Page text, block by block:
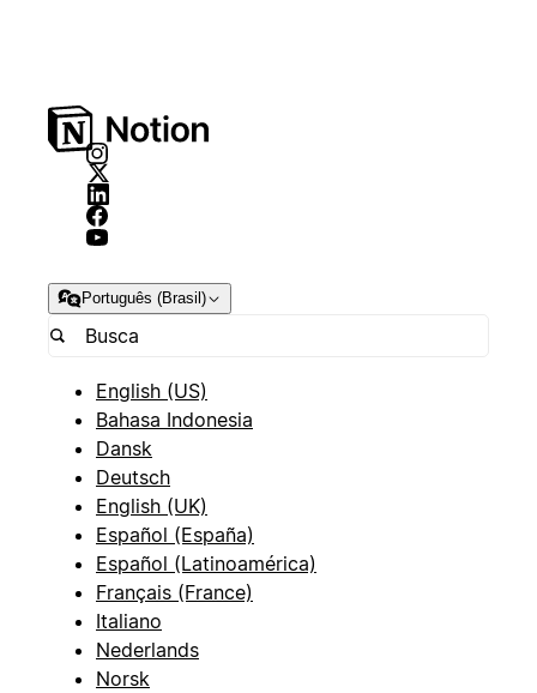
Português (Brasil)
English (US)
Bahasa Indonesia
Dansk
Deutsch
English (UK)
Español (España)
Español (Latinoamérica)
Français (France)
Italiano
Nederlands
Norsk